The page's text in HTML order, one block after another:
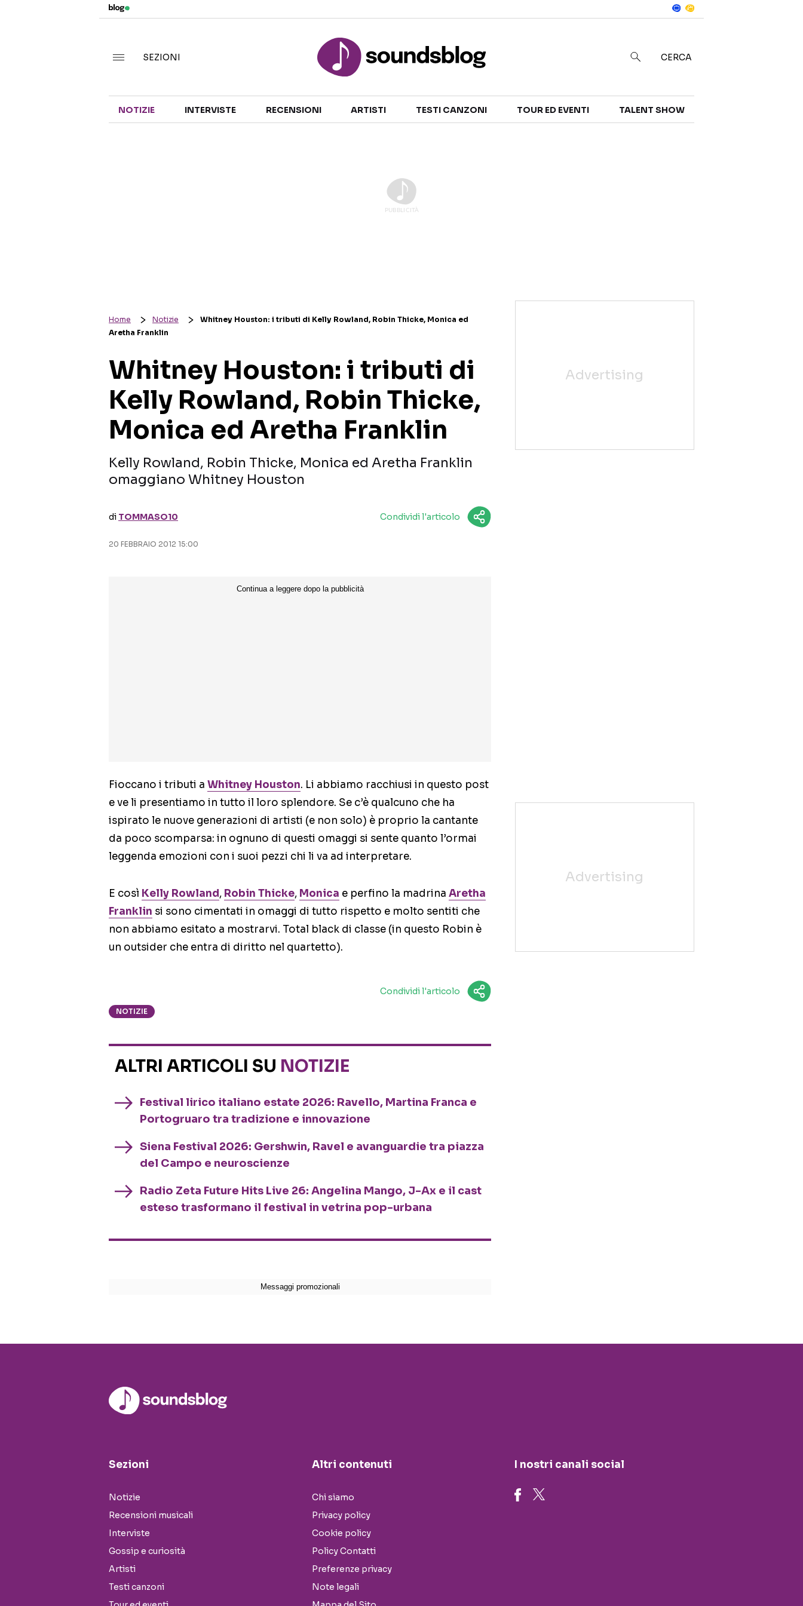
TALENT SHOW
SEZIONI CERCA
NOTIZIE INTERVISTE RECENSIONI ARTISTI TESTI CANZONI TOUR ED EVENTI TALENT SHOW
Home Notizie
Whitney Houston: i tributi di Kelly Rowland, Robin Thicke, Monica ed
Aretha Franklin
Whitney Houston: i tributi di
Kelly Rowland, Robin Thicke,
Monica ed Aretha Franklin
Kelly Rowland, Robin Thicke, Monica ed Aretha Franklin
omaggiano Whitney Houston
di TOMMASO10 Condividi l'articolo
20 FEBBRAIO 2012 15:00
Fioccano i tributi a Whitney Houston. Li abbiamo racchiusi in questo post
e ve li presentiamo in tutto il loro splendore. Se c’è qualcuno che ha
ispirato le nuove generazioni di artisti (e non solo) è proprio la cantante
da poco scomparsa: in ognuno di questi omaggi si sente quanto l’ormai
leggenda emozioni con i suoi pezzi chi li va ad interpretare.
E così Kelly Rowland, Robin Thicke, Monica e perfino la madrina Aretha
Franklin si sono cimentati in omaggi di tutto rispetto e molto sentiti che
non abbiamo esitato a mostrarvi. Total black di classe (in questo Robin è
un outsider che entra di diritto nel quartetto).
Condividi l'articolo
NOTIZIE
ALTRI ARTICOLI SU NOTIZIE
Festival lirico italiano estate 2026: Ravello, Martina Franca e
Portogruaro tra tradizione e innovazione
Siena Festival 2026: Gershwin, Ravel e avanguardie tra piazza
del Campo e neuroscienze
Radio Zeta Future Hits Live 26: Angelina Mango, J-Ax e il cast
esteso trasformano il festival in vetrina pop-urbana
Sezioni
Notizie
Recensioni musicali
Interviste
Gossip e curiosità
Artisti
Testi canzoni
Altri contenuti
Chi siamo
Privacy policy
Cookie policy
Policy Contatti
Preferenze privacy
Note legali
I nostri canali social